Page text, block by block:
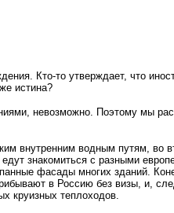
Кто-то утверждает, что
истина?
невозможно. Поэтому мы
внутренним водным путям, во
знакомиться с разными
фасады многих зданий.
в Россию без визы, и,
круизных теплоходов.